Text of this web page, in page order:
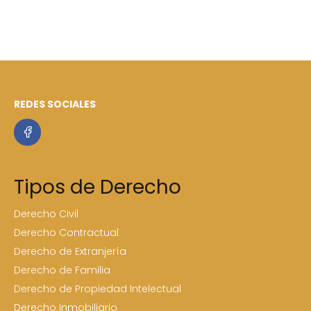
REDES SOCIALES
Tipos de Derecho
Derecho Civil
Derecho Contractual
Derecho de Extranjería
Derecho de Familia
Derecho de Propiedad Intelectual
Derecho Inmobiliario